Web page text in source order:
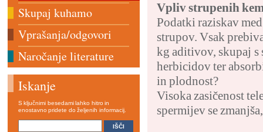
Vpliv strupenih
Podatki raziskav
strupov. Vsak
kg aditivov, skupaj s
herbicidov ter
in plodnost?
Visoka zasičenost
spermijev se
Skupaj kuhamo
Vprašanja/odgovori
Naročanje literature
Iskanje
S ključnimi besedami lahko hitro in
enostavno pridete do željenih informacij.